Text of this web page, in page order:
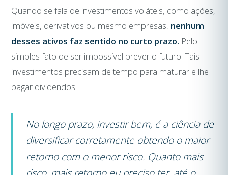
Quando se fala de investimentos voláteis, como ações,
imóveis, derivativos ou mesmo empresas, nenhum
desses ativos faz sentido no curto prazo. Pelo
simples fato de ser impossível prever o futuro. Tais
investimentos precisam de tempo para maturar e lhe
pagar dividendos.
No longo prazo, investir bem, é a ciência de
diversificar corretamente obtendo o maior
retorno com o menor risco. Quanto mais